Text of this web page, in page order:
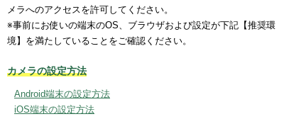
こげどんぼ*先生よりデ・ジ・キャラット×Cafe ASANコラボ
レーションカフェありがとうイラストが届きました
2018.02.21
2018.02.20
2018.02.15
デ・ジ・キャラット純金像・純銀像 展示情報公開
メラへのアクセスを許可してください。
※事前にお使いの端末のOS、ブラウザおよび設定が下記【推奨環
境】を満たしていることをご確認ください。
カメラの設定方法
Android端末の設定方法
iOS端末の設定方法